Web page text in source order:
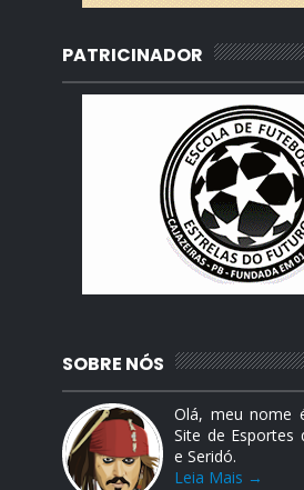
PATRICINADOR
SOBRE NÓS
Olá, meu nome
Site de Esportes
e Seridó.
Leia Mais →